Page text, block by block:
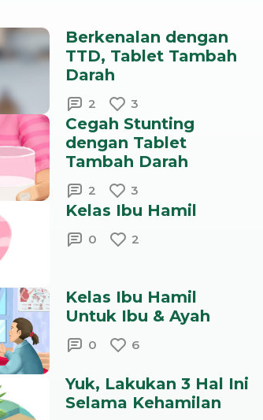
Berkenalan dengan
TTD, Tablet Tambah
Darah
2 3
Cegah Stunting
dengan Tablet
Tambah Darah
2 3
Kelas Ibu Hamil
0 2
Kelas Ibu Hamil
Untuk Ibu & Ayah
0 6
Yuk, Lakukan 3 Hal Ini
Selama Kehamilan